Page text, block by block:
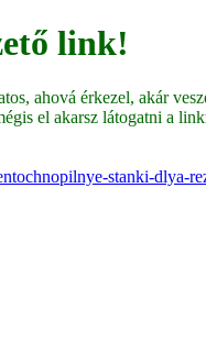
link!
ahová érkezel, akár
el akarsz látogatni a
stanki-dlya-